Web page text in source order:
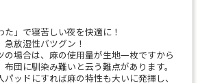
た」で寝苦しい夜を快適に！
放湿性バツグン！
の場合は、麻の使用量が生地一枚ですから
団に馴染み難いと云う難点があります。
パッドにすれば麻の特性も大いに発揮し、